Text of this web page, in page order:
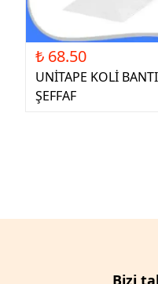
₺ 68.50
UNİTAPE KOLİ
ŞEFFAF
Bizi